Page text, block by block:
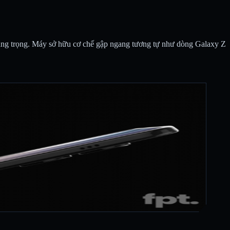
trọng. Máy sở hữu cơ chế gập ngang tương tự như dòng Galaxy Z